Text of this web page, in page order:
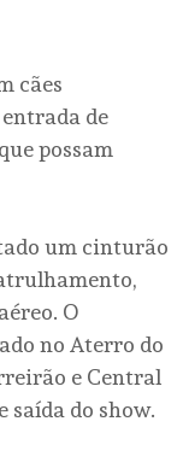
cães
de
possam
um cinturão
O
no Aterro do
e Central
saída do show.